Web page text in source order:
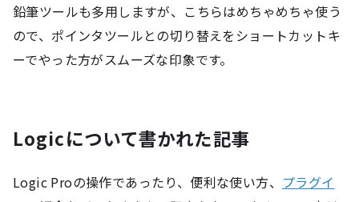
鉛筆ツールも多用しますが、こちらはめちゃめちゃ使う
ので、ポインタツールとの切り替えをショートカットキ
ーでやった方がスムーズな印象です。
Logicについて書かれた記事
Logic Proの操作であったり、便利な使い方、 プラグイ